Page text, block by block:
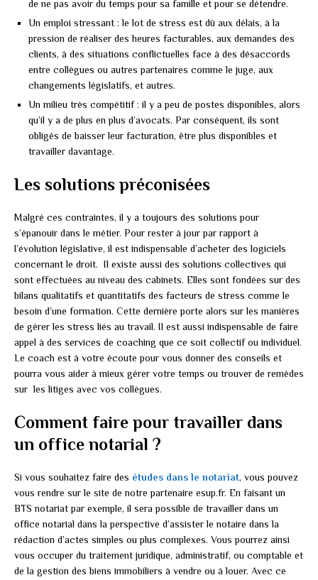
de ne pas avoir du temps pour sa famille et pour se détendre.
Un emploi stressant : le lot de stress est dû aux délais, à la
pression de réaliser des heures facturables, aux demandes des
clients, à des situations conflictuelles face à des désaccords
entre collègues ou autres partenaires comme le juge, aux
changements législatifs, et autres.
Un milieu très compétitif : il y a peu de postes disponibles, alors
qu’il y a de plus en plus d’avocats. Par conséquent, ils sont
obligés de baisser leur facturation, être plus disponibles et
travailler davantage.
Les solutions préconisées
Malgré ces contraintes, il y a toujours des solutions pour
s’épanouir dans le métier. Pour rester à jour par rapport à
l’évolution législative, il est indispensable d’acheter des logiciels
concernant le droit. Il existe aussi des solutions collectives qui
sont effectuées au niveau des cabinets. Elles sont fondées sur des
bilans qualitatifs et quantitatifs des facteurs de stress comme le
besoin d’une formation. Cette dernière porte alors sur les manières
de gérer les stress liés au travail. Il est aussi indispensable de faire
appel à des services de coaching que ce soit collectif ou individuel.
Le coach est à votre écoute pour vous donner des conseils et
pourra vous aider à mieux gérer votre temps ou trouver de remèdes
sur les litiges avec vos collègues.
Comment faire pour travailler dans
un office notarial ?
Si vous souhaitez faire des études dans le notariat, vous pouvez
vous rendre sur le site de notre partenaire esup.fr. En faisant un
BTS notariat par exemple, il sera possible de travailler dans un
office notarial dans la perspective d’assister le notaire dans la
rédaction d’actes simples ou plus complexes. Vous pourrez ainsi
vous occuper du traitement juridique, administratif, ou comptable et
de la gestion des biens immobiliers à vendre ou à louer. Avec ce